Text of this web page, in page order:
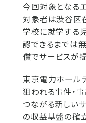
今回対象となる
対象者は渋谷区
学校に就学する
認できるまでは
償でサービスが
東京電力ホール
狙われる事件・
つながる新しい
の収益基盤の確